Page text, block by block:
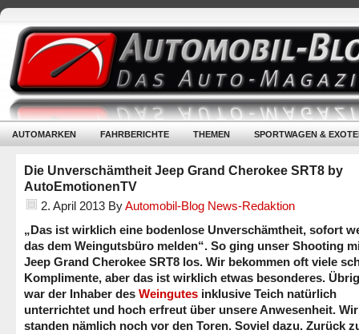
AUTOMARKEN FAHRBERICHTE THEMEN SPORTWAGEN &
Die Unverschämtheit Jeep Grand Cherokee SRT8 by
AutoEmotionenTV
2. April 2013 ByAutomobil-Blog News-Redaktion
„Das ist wirklich eine bodenlose Unverschämtheit, sofort
das dem Weingutsbüro melden“. So ging unser Shooting
Jeep Grand Cherokee SRT8 los. Wir bekommen oft viele
Komplimente, aber das ist wirklich etwas besonderes.
war der Inhaber des Weingutes inklusive Teich natürlich
unterrichtet und hoch erfreut über unsere Anwesenheit. Wir
standen nämlich noch vor den Toren. Soviel dazu. Zurück